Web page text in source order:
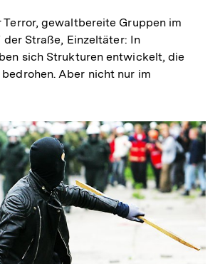
gewaltbereite Gruppen im
Straße, Einzeltäter: In
sich Strukturen entwickelt, die
Aber nicht nur im